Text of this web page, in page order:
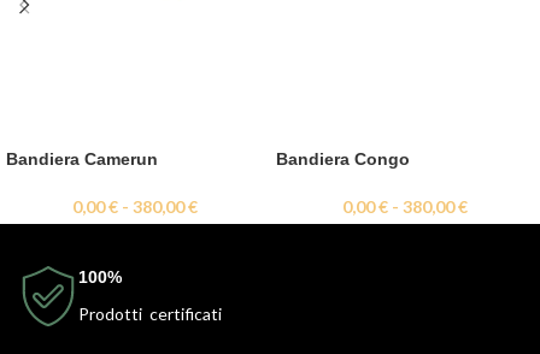
Bandiera Camerun
0,00€ - 380,00€
Bandiera Congo
0,00€ - 380,00€
100%
Prodotti certificati